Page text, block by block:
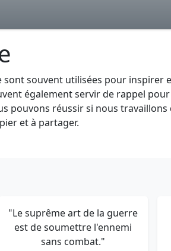
souvent utilisées pour inspirer
également servir de rappel
pouvons réussir si nous travaillons
et à partager.
"Le suprême art de la guerre
est de soumettre l'ennemi
sans combat."